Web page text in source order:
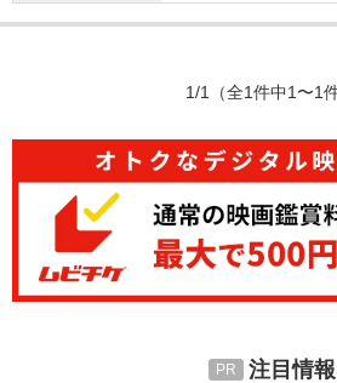
1/1 （全1件中1〜1件
注目情報